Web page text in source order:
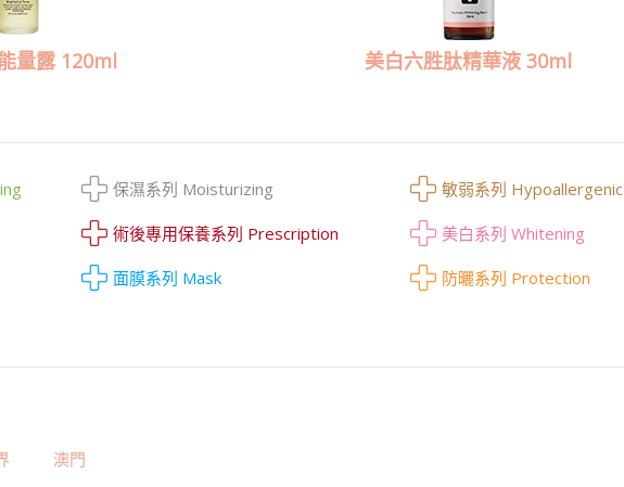
量露 120ml 美白六胜肽精華液 30ml
保濕系列 Moisturizing 敏弱系列 Hypoallergenic
術後專用保養系列 Prescription 美白系列 Whitening
面膜系列 Mask 防曬系列 Protection
澳門